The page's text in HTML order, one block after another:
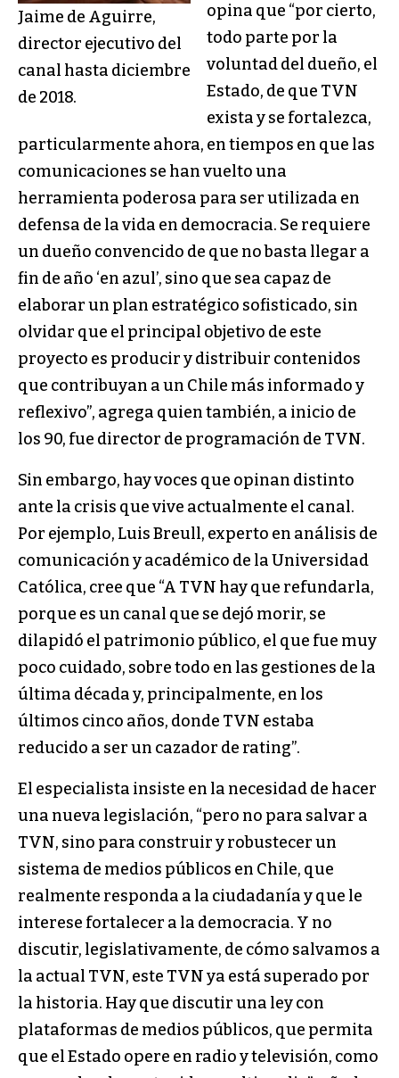
Jaime de Aguirre,
director ejecutivo del
canal hasta diciembre
de 2018.
opina que “por cierto,
todo parte por la
voluntad del dueño, el
Estado, de que TVN
exista y se fortalezca,
particularmente ahora, en tiempos en que las
comunicaciones se han vuelto una
herramienta poderosa para ser utilizada en
defensa de la vida en democracia. Se requiere
un dueño convencido de que no basta llegar a
fin de año ‘en azul’, sino que sea capaz de
elaborar un plan estratégico sofisticado, sin
olvidar que el principal objetivo de este
proyecto es producir y distribuir contenidos
que contribuyan a un Chile más informado y
reflexivo”, agrega quien también, a inicio de
los 90, fue director de programación de TVN.
Sin embargo, hay voces que opinan distinto
ante la crisis que vive actualmente el canal.
Por ejemplo, Luis Breull, experto en análisis de
comunicación y académico de la Universidad
Católica, cree que “A TVN hay que refundarla,
porque es un canal que se dejó morir, se
dilapidó el patrimonio público, el que fue muy
poco cuidado, sobre todo en las gestiones de la
última década y, principalmente, en los
últimos cinco años, donde TVN estaba
reducido a ser un cazador de rating”.
El especialista insiste en la necesidad de hacer
una nueva legislación, “pero no para salvar a
TVN, sino para construir y robustecer un
sistema de medios públicos en Chile, que
realmente responda a la ciudadanía y que le
interese fortalecer a la democracia. Y no
discutir, legislativamente, de cómo salvamos a
la actual TVN, este TVN ya está superado por
la historia. Hay que discutir una ley con
plataformas de medios públicos, que permita
que el Estado opere en radio y televisión, como